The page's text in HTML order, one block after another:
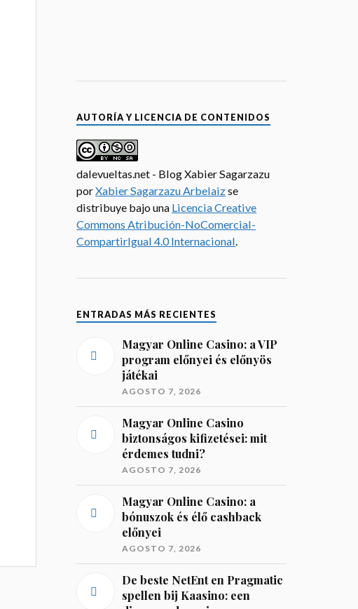
AUTORÍA Y LICENCIA DE CONTENIDOS
dalevueltas.net - Blog Xabier Sagarzazu
porXabier Sagarzazu Arbelaizse
distribuye bajo una Licencia Creative
Commons Atribución-NoComercial-
CompartirIgual 4.0 Internacional.
ENTRADAS MÁS RECIENTES
Magyar Online Casino: a VIP
program előnyei és előnyös
játékai
AGOSTO 7, 2026
Magyar Online Casino
biztonságos kifizetései: mit
érdemes tudni?
AGOSTO 7, 2026
Magyar Online Casino: a
bónuszok és élő cashback
előnyei
AGOSTO 7, 2026
De beste NetEnt en Pragmatic
spellen bij Kaasino: een